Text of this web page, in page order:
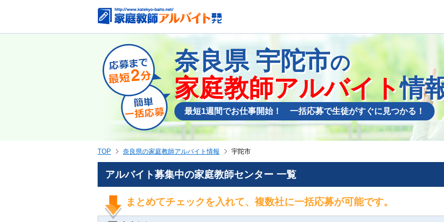
奈良県 宇陀市の
家庭教師アルバイト情
最短1週間でお仕事開始！ 一括応募で生徒がすぐに見つかる！
TOP 奈良県の家庭教師アルバイト情報 宇陀市
アルバイト募集中の家庭教師センター 一覧
まとめてチェックを入れて、複数社に一括応募が可能です。